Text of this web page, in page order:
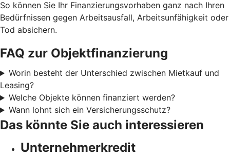
So können Sie Ihr Finanzierungsvorhaben ganz nach Ihren
Bedürfnissen gegen Arbeitsausfall, Arbeitsunfähigkeit oder
Tod absichern.
FAQ zur Objektfinanzierung
Worin besteht der Unterschied zwischen Mietkauf und
Leasing?
Welche Objekte können finanziert werden?
Wann lohnt sich ein Versicherungsschutz?
Das könnte Sie auch interessieren
Unternehmerkredit